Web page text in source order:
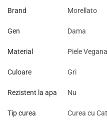
Brand Morellato
Gen Dama
Material Piele Vegana
Culoare Gri
Rezistent la apa Nu
Tip curea Curea cu